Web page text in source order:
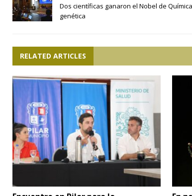
Dos científicas ganaron el Nobel de
genética
RELATED ARTICLES